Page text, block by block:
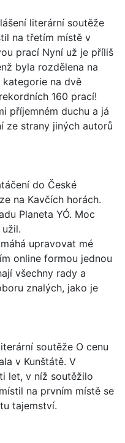
literární soutěže
na třetím místě v
prací Nyní už je příliš
byla rozdělena na
na dvě
160 prací!
příjemném duchu a já
ze strany jiných autorů
do České
na Kavčích horách.
Planeta YÓ. Moc
upravovat mé
online formou jednou
všechny rady a
znalých, jako je
soutěže O cenu
v Kunštátě. V
let, v níž soutěžilo
na prvním místě se
tajemství.